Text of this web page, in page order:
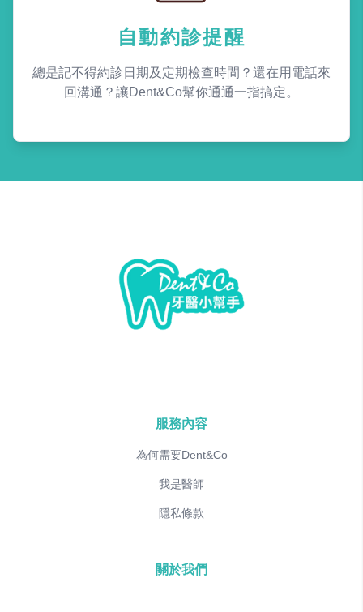
自動約診提醒
總是記不得約診日期及定期檢查時間？還在用電話來
回溝通？讓Dent&Co幫你通通一指搞定。
服務內容
為何需要Dent&Co
我是醫師
隱私條款
關於我們